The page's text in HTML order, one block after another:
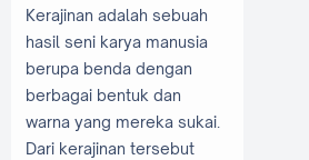
Kerajinan adalah sebuah
hasil seni karya manusia
berupa benda dengan
berbagai bentuk dan
warna yang mereka sukai.
Dari kerajinan tersebut